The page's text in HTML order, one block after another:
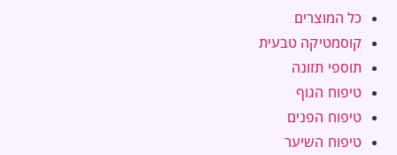
כל המוצרים
קוסמטיקה טבעית
תוספי תזונה
טיפוח הגוף
טיפוח הפנים
טיפוח השיער